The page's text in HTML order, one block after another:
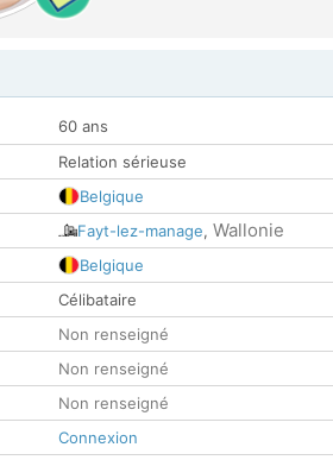
60 ans
Relation sérieuse
Belgique
Fayt-lez-manage, Wallonie
Belgique
Célibataire
Non renseigné
Non renseigné
Non renseigné
Connexion